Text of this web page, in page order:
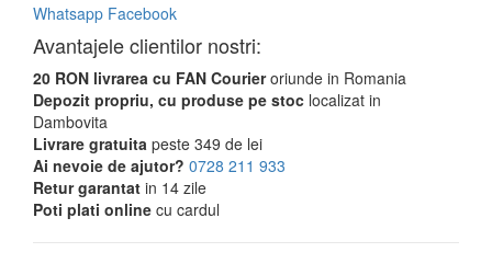
Whatsapp Facebook
Avantajele clientilor nostri:
20 RON livrarea cu FAN Courieroriunde in Romania
Depozit propriu, cu produse pe stoc localizat in
Dambovita
Livrare gratuita peste 349 de lei
Ai nevoie de ajutor? 0728 211 933
Retur garantat in 14 zile
Poti plati online cu cardul